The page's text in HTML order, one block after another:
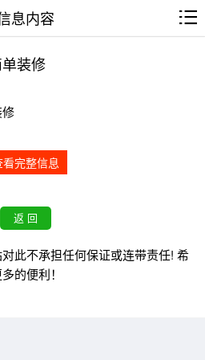
息内容
装修
看完整信息
此不承担任何保证或连带责任! 希
的便利！